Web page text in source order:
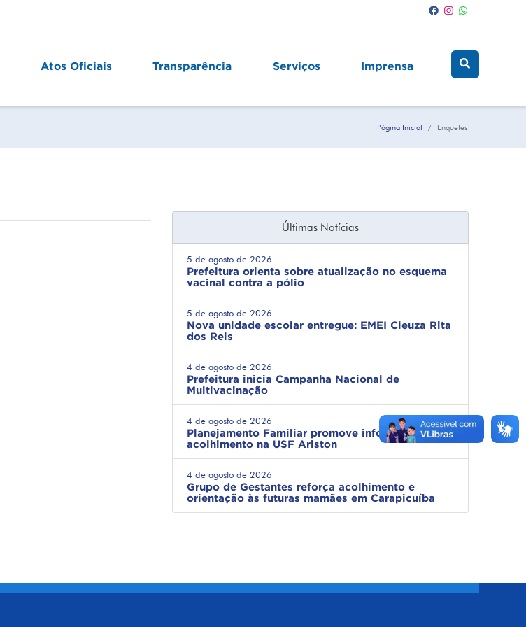
Atos Oficiais Transparência Serviços Imprensa
Página Inicial Enquetes
Últimas Notícias
5 de agosto de 2026
Prefeitura orienta sobre atualização no esquema
vacinal contra a pólio
5 de agosto de 2026
Nova unidade escolar entregue: EMEI Cleuza Rita
dos Reis
4 de agosto de 2026
Prefeitura inicia Campanha Nacional de
Multivacinação
4 de agosto de 2026
Planejamento Familiar promove informação e
acolhimento na USF Ariston
4 de agosto de 2026
Grupo de Gestantes reforça acolhimento e
orientação às futuras mamães em Carapicuíba